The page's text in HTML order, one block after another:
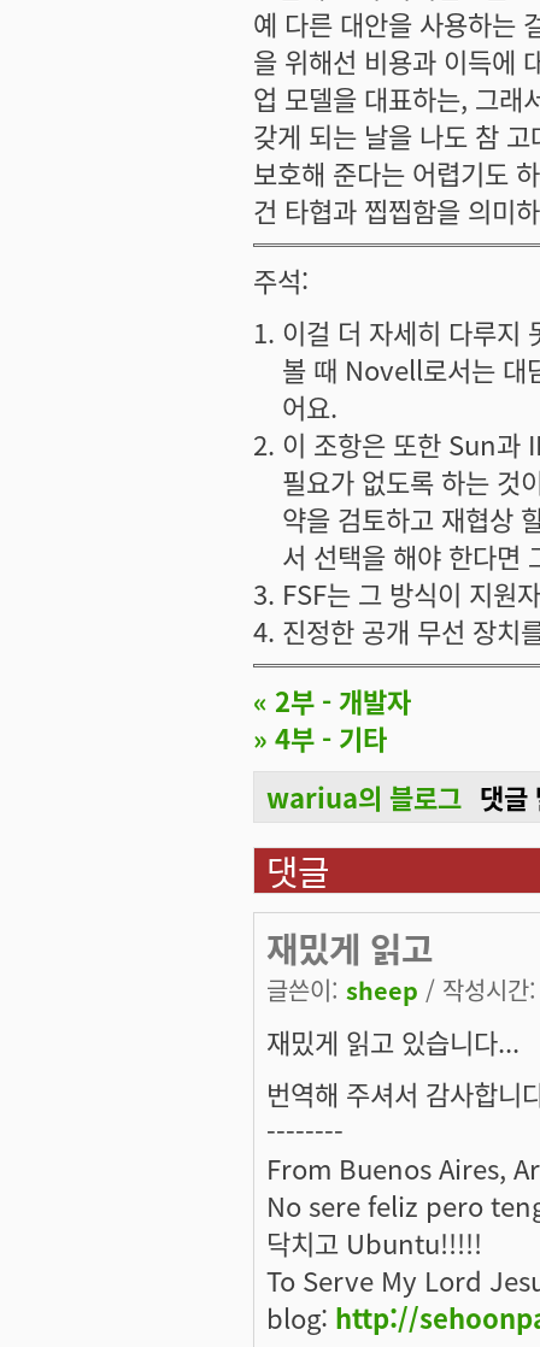
예 다른 대안을 사용하는
을 위해선 비용과 이득에
업 모델을 대표하는, 그래
갖게 되는 날을 나도 참
보호해 준다는 어렵기도
건 타협과 찝찝함을 의미
주석:
이걸 더 자세히 다루지
볼 때 Novell로서는 대
어요.
이 조항은 또한 Sun과
필요가 없도록 하는 것
약을 검토하고 재협상
서 선택을 해야 한다면
FSF는 그 방식이 지원
진정한 공개 무선 장
« 2부 - 개발자
» 4부 - 기타
wariua의 블로그 댓글
댓글
재밌게 읽고
글쓴이: sheep / 작성시
재밌게 읽고 있습니다...
번역해 주셔서 감사합니
--------
From Buenos Aires,
No sere feliz pero
닥치고 Ubuntu!!!!!
To Serve My Lord
blog: http://